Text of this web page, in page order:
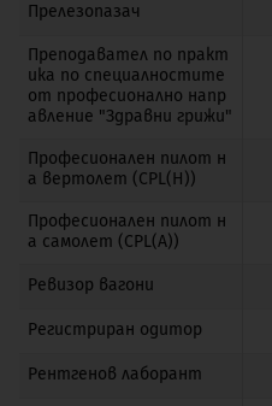
Прелезопазач
Преподавател по практ
ика по специалностите
от професионално напр
авление "Здравни грижи"
Професионален пилот н
а вертолет (CPL(H))
Професионален пилот н
а самолет (CPL(A))
Ревизор вагони
Регистриран одитор
Рентгенов лаборант